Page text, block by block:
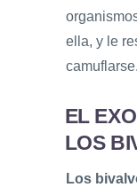
ella, y le
camuflarse.
EL
LOS
Los